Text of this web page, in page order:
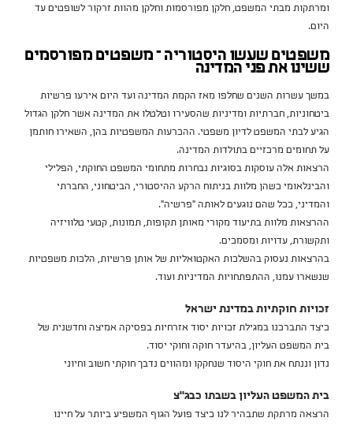
ומרתקות מבתי המשפט, חלקן מפורסמות וחלקן מהוות זרקור לשופטים עד
היום.
משפטים שעשו היסטוריה – משפטים מפורסמים
ששינו את פני המדינה
במשך עשרות השנים שחלפו מאז הקמת המדינה ועד היום אירעו פרשיות
ביטחוניות, חברתיות ומדיניות שהסעירו וטלטלו את המדינה אשר חלקן הגדול
הגיע לבתי המשפט לדיון משפטי. ההכרעות המשפטיות בהן, השאירו חותמן
על תחומים מרכזיים בתולדות המדינה.
הרצאות אלה עוסקות בסוגיות נבחרות מתחומי המשפט החוקתי, הפלילי
והבינלאומי כשהן מלוות בניתוח הרקע ההיסטורי, הביטחוני, החברתי
והמדיני, ככל שהם נוגעים לאותה "פרשיה".
ההרצאות מלוות בתיעוד מקורי מאותן תקופות, תמונות, קטעי טלוויזיה
ותקשורת, עדויות ומסמכים.
בהרצאות נעסוק בהשלכות האקטואליות של אותן פרשיות, הלכות משפטיות
שנשארו עמנו, ההתפתחויות המדיניות ועוד.
זכויות חוקתיות במדינת ישראל
כיצד התברכנו במגילת זכויות יסוד אזרחיות בפסיקה אמיצה וחדשנית של
בית המשפט העליון, בהיעדר חוקה וחוקי יסוד.
נדון וננתח את חוקי היסוד שנחקקו ומהווים נדבך חוקתי חשוב וחיוני
בית המשפט העליון בשבתו כבג"צ
הרצאה מרתקת שתבהיר לנו כיצד פועל הגוף המשפיע ביותר על חיינו